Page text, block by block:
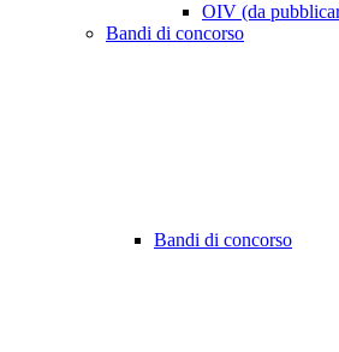
OIV (da
Bandi di concorso
Bandi di concorso